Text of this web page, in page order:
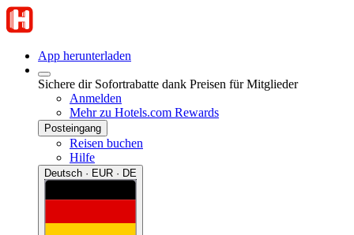
App herunterladen
Sichere dir Sofortrabatte dank Preisen für Mitglieder
Anmelden
Mehr zu Hotels.com Rewards
Posteingang
Reisen buchen
Hilfe
Deutsch · EUR · DE